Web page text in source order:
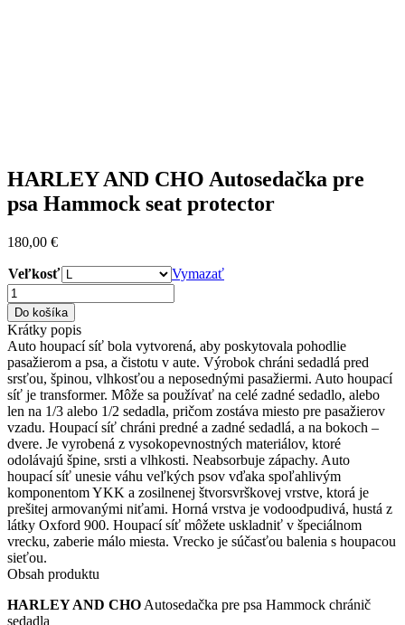
HARLEY AND CHO Autosedačka pre
psa Hammock seat protector
180,00 €
Veľkosť
Vymazať
množstvo
HARLEY
AND
CHO
Autosedačka
pre
psa
Hammock
seat
protector
Do košíka
Krátky popis
Auto houpací síť bola vytvorená, aby poskytovala pohodlie
pasažierom a psa, a čistotu v aute. Výrobok chráni sedadlá pred
srsťou, špinou, vlhkosťou a neposednými pasažiermi. Auto houpací
síť je transformer. Môže sa používať na celé zadné sedadlo, alebo
len na 1/3 alebo 1/2 sedadla, pričom zostáva miesto pre pasažierov
vzadu. Houpací síť chráni predné a zadné sedadlá, a na bokoch –
dvere. Je vyrobená z vysokopevnostných materiálov, ktoré
odolávajú špine, srsti a vlhkosti. Neabsorbuje zápachy. Auto
houpací síť unesie váhu veľkých psov vďaka spoľahlivým
komponentom YKK a zosilnenej štvorsvrškovej vrstve, ktorá je
prešitej armovanými niťami. Horná vrstva je vodoodpudivá, hustá z
látky Oxford 900. Houpací síť môžete uskladniť v špeciálnom
vrecku, zaberie málo miesta. Vrecko je súčasťou balenia s houpacou
sieťou.
Obsah produktu
HARLEY AND CHO Autosedačka pre psa Hammock chránič
sedadla